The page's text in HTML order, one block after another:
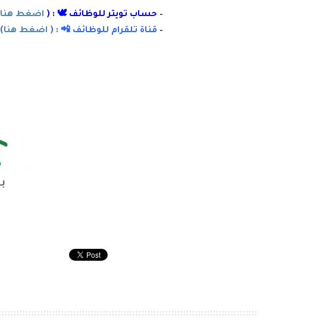
– حساب تويتر للوظائف 🕊 : ( اضغط هنا
– قناة تلقرام للوظائف 📲 : ( اضغط هنا)